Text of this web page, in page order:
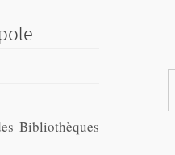
Bibliothèques